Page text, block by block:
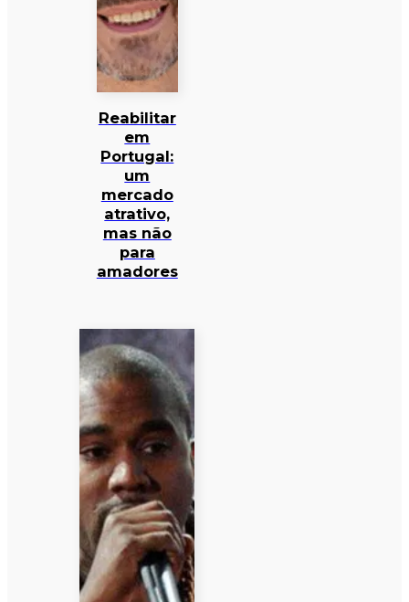
Reabilitar
em
Portugal:
um
mercado
atrativo,
mas não
para
amadores